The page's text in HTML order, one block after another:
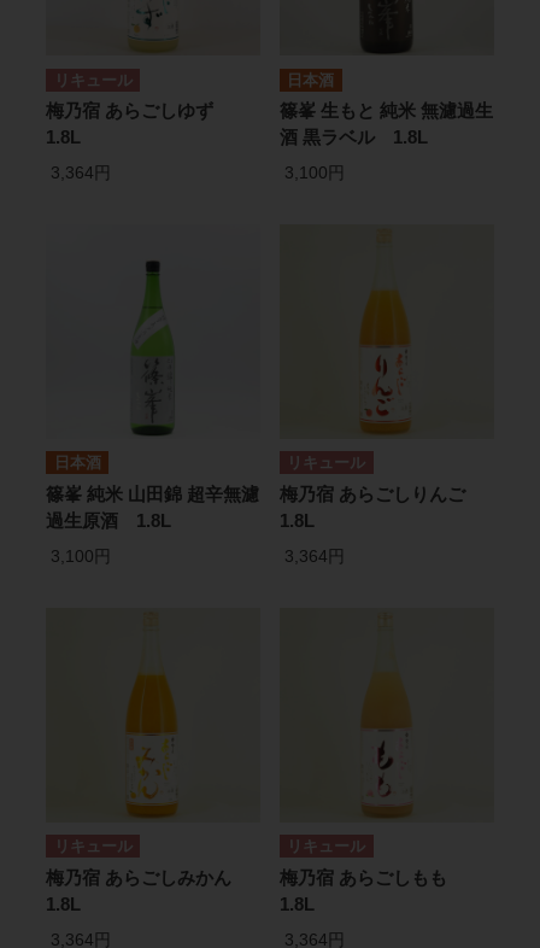
リキュール
梅乃宿 あらごしゆず
1.8L
3,364円
日本酒
篠峯 生もと 純米 無濾過生
酒 黒ラベル 1.8L
3,100円
日本酒
篠峯 純米 山田錦 超辛無濾
過生原酒 1.8L
3,100円
リキュール
梅乃宿 あらごしりんご
1.8L
3,364円
リキュール
梅乃宿 あらごしみかん
1.8L
3,364円
リキュール
梅乃宿 あらごしもも
1.8L
3,364円